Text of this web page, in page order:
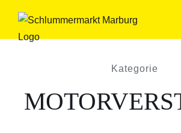
Inhalt
springen
Kategorie